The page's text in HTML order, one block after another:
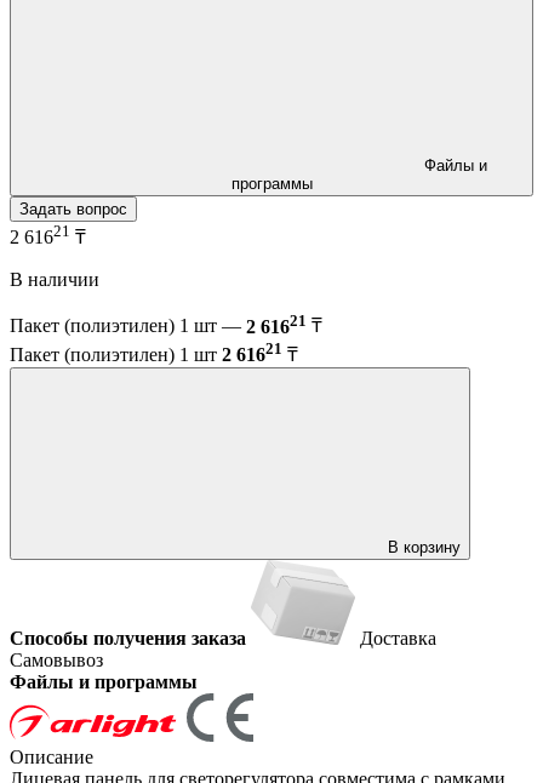
программы
Задать вопрос
2 61621 ₸
В наличии
Пакет (полиэтилен) 1 шт — 2 61621 ₸
Пакет (полиэтилен) 1 шт 2 61621 ₸
В корзину
Способы получения заказа
Доставка
Самовывоз
Файлы и программы
Описание
Лицевая панель для светорегулятора совместима с рамками